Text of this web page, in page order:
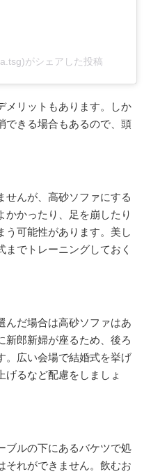
がシェアした投稿
メリットもあります。しか
できる場合もあるので、頭
せんが、高砂ソファにする
かかったり、足を崩したり
う可能性があります。美し
でトレーニングしておく
んだ場合は高砂ソファはあ
新郎新婦が座るため、後ろ
。広い会場で結婚式を挙げ
げるなど配慮をしましょ
ブルの下にあるバケツで処
それができません。飲むお